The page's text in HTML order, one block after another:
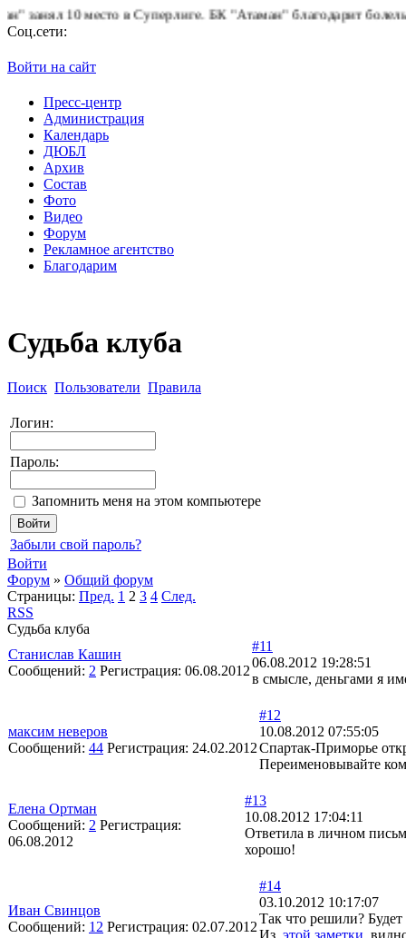
10 место в Суперлиге.БК "Атаман" благодарит болельщиков
Соц.сети:
Войти на сайт
Пресс-центр
Администрация
Календарь
ДЮБЛ
Архив
Состав
Фото
Видео
Форум
Рекламное агентство
Благодарим
Судьба клуба
Поиск Пользователи Правила
Логин:
Пароль:
Запомнить меня на этом компьютере
Забыли свой пароль?
Войти
Форум » Общий форум
Страницы: Пред. 1 2 3 4 След.
RSS
Судьба клуба
Станислав Кашин
Сообщений: 2 Регистрация: 06.08.2012
#11
06.08.2012 19:28:51
в смысле, деньгами я
максим неверов
Сообщений: 44 Регистрация: 24.02.2012
#12
10.08.2012 07:55:05
Спартак-Приморье
Переименовывайте
Елена Ортман
Сообщений: 2 Регистрация:
06.08.2012
#13
10.08.2012 17:04:11
Ответила в личном
хорошо!
Иван Свинцов
Сообщений: 12 Регистрация: 02.07.2012
#14
03.10.2012 10:17:07
Так что решили? Будет
Из этой заметки